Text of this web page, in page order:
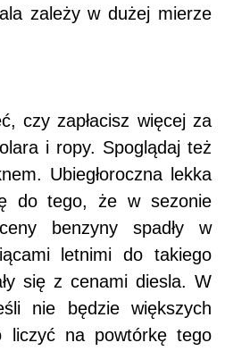
zależy w dużej mierze
czy zapłacisz więcej za
i ropy. Spoglądaj też
Ubiegłoroczna lekka
do tego, że w sezonie
benzyny spadły w
letnimi do takiego
się z cenami diesla. W
nie będzie większych
liczyć na powtórkę tego